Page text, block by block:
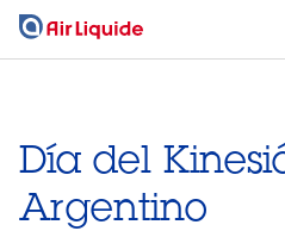
Pasar
Día del
Argentino